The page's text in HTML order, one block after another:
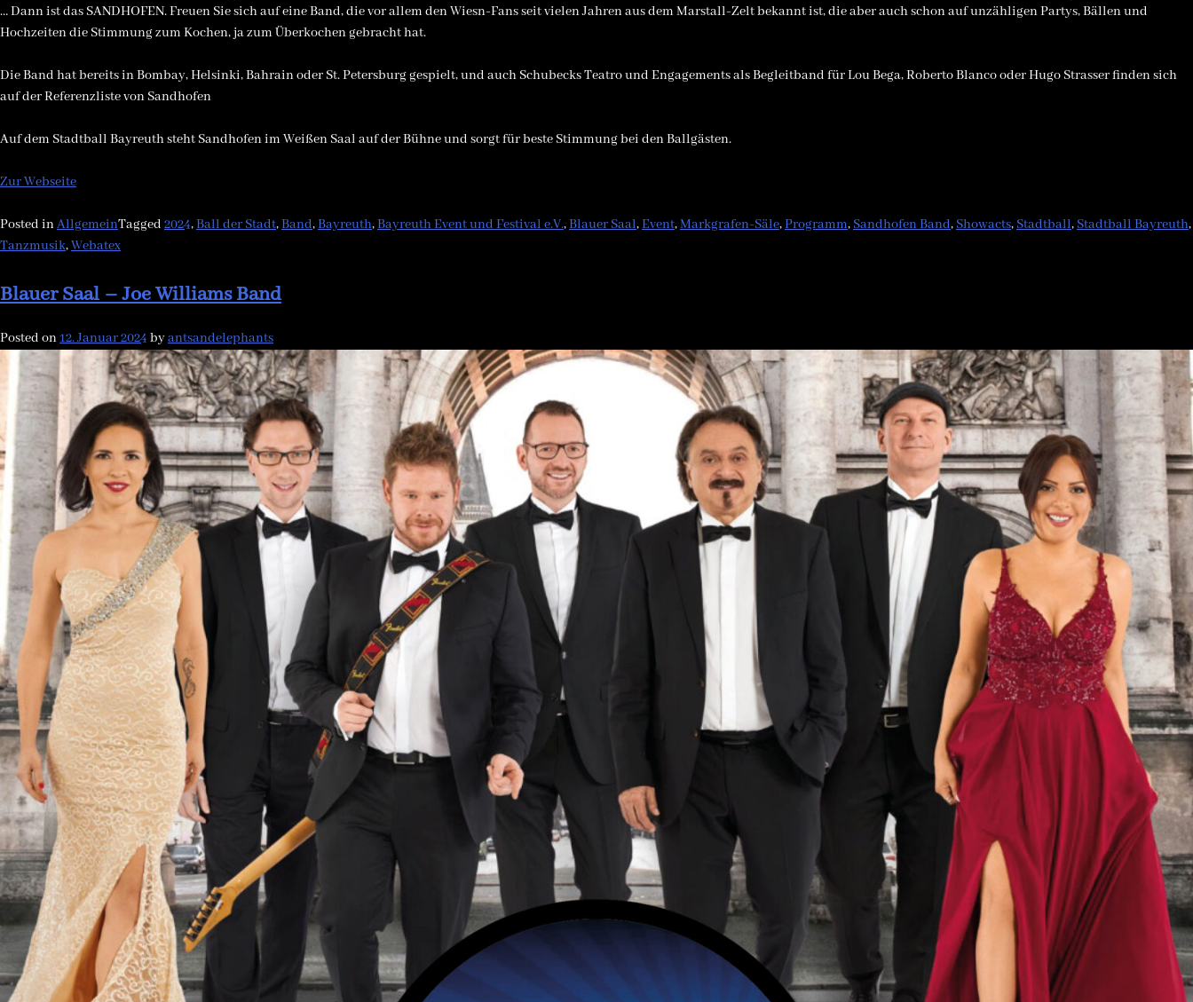
… Dann ist das SANDHOFEN. Freuen Sie sich auf eine Band, die vor allem den Wiesn-Fans seit vielen Jahren aus dem Marstall-Zelt bekannt ist, die aber auch schon auf unzähligen Partys, Bällen und
Hochzeiten die Stimmung zum Kochen, ja zum Überkochen gebracht hat.
Die Band hat bereits in Bombay, Helsinki, Bahrain oder St. Petersburg gespielt, und auch Schubecks Teatro und Engagements als Begleitband für Lou Bega, Roberto Blanco oder Hugo Strasser finden sich
auf der Referenzliste von Sandhofen
Auf dem Stadtball Bayreuth steht Sandhofen im Weißen Saal auf der Bühne und sorgt für beste Stimmung bei den Ballgästen.
Zur Webseite
Posted inAllgemeinTagged 2024,Ball der Stadt,Band,Bayreuth,Bayreuth Event und Festival e.V.,Blauer Saal,Event,Markgrafen-Säle,Programm, Sandhofen Band, Showacts, Stadtball, Stadtball Bayreuth,
Tanzmusik,Webatex
Blauer Saal – Joe Williams Band
Posted on12. Januar 2024 byantsandelephants